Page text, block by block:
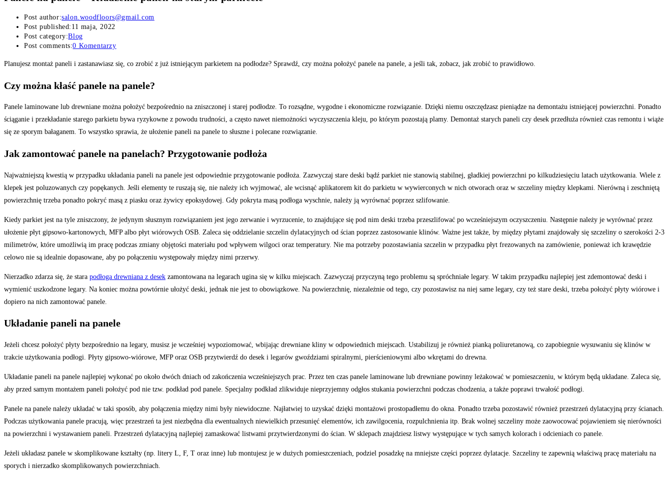
Post author:salon.woodfloors@gmail.com
Post published: 11 maja, 2022
Post category:Blog
Post comments:0 Komentarzy
Planujesz montaż paneli i zastanawiasz się, co zrobić z już istniejącym parkietem na podłodze? Sprawdź, czy można położyć panele na panele, a jeśli tak, zobacz, jak zrobić to prawidłowo.
Czy można kłaść panele na panele?
Panele laminowane lub drewniane można położyć bezpośrednio na zniszczonej i starej podłodze. To rozsądne, wygodne i ekonomiczne rozwiązanie. Dzięki niemu oszczędzasz pieniądze na demontażu istniejącej powierzchni. Ponadto
ściąganie i przekładanie starego parkietu bywa ryzykowne z powodu trudności, a często nawet niemożności wyczyszczenia kleju, po którym pozostają plamy. Demontaż starych paneli czy desek przedłuża również czas remontu i wiąże
się ze sporym bałaganem. To wszystko sprawia, że ułożenie paneli na panele to słuszne i polecane rozwiązanie.
Jak zamontować panele na panelach? Przygotowanie podłoża
Najważniejszą kwestią w przypadku układania paneli na panele jest odpowiednie przygotowanie podłoża. Zazwyczaj stare deski bądź parkiet nie stanowią stabilnej, gładkiej powierzchni po kilkudziesięciu latach użytkowania. Wiele z
klepek jest poluzowanych czy popękanych. Jeśli elementy te ruszają się, nie należy ich wyjmować, ale wcisnąć aplikatorem kit do parkietu w wywierconych w nich otworach oraz w szczeliny między klepkami. Nierówną i zeschniętą
powierzchnię trzeba ponadto pokryć masą z piasku oraz żywicy epoksydowej. Gdy pokryta masą podłoga wyschnie, należy ją wyrównać poprzez szlifowanie.
Kiedy parkiet jest na tyle zniszczony, że jedynym słusznym rozwiązaniem jest jego zerwanie i wyrzucenie, to znajdujące się pod nim deski trzeba przeszlifować po wcześniejszym oczyszczeniu. Następnie należy je wyrównać przez
ułożenie płyt gipsowo-kartonowych, MFP albo płyt wiórowych OSB. Zaleca się oddzielanie szczelin dylatacyjnych od ścian poprzez zastosowanie klinów. Ważne jest także, by między płytami znajdowały się szczeliny o szerokości 2-3
milimetrów, które umożliwią im pracę podczas zmiany objętości materiału pod wpływem wilgoci oraz temperatury. Nie ma potrzeby pozostawiania szczelin w przypadku płyt frezowanych na zamówienie, ponieważ ich krawędzie
celowo nie są idealnie dopasowane, aby po połączeniu występowały między nimi przerwy.
Nierzadko zdarza się, że stara podłoga drewniana z desek zamontowana na legarach ugina się w kilku miejscach. Zazwyczaj przyczyną tego problemu są spróchniałe legary. W takim przypadku najlepiej jest zdemontować deski i
wymienić uszkodzone legary. Na koniec można powtórnie ułożyć deski, jednak nie jest to obowiązkowe. Na powierzchnię, niezależnie od tego, czy pozostawisz na niej same legary, czy też stare deski, trzeba położyć płyty wiórowe i
dopiero na nich zamontować panele.
Układanie paneli na panele
Jeżeli chcesz położyć płyty bezpośrednio na legary, musisz je wcześniej wypoziomować, wbijając drewniane kliny w odpowiednich miejscach. Ustabilizuj je również pianką poliuretanową, co zapobiegnie wysuwaniu się klinów w
trakcie użytkowania podłogi. Płyty gipsowo-wiórowe, MFP oraz OSB przytwierdź do desek i legarów gwoździami spiralnymi, pierścieniowymi albo wkrętami do drewna.
Układanie paneli na panele najlepiej wykonać po około dwóch dniach od zakończenia wcześniejszych prac. Przez ten czas panele laminowane lub drewniane powinny leżakować w pomieszczeniu, w którym będą układane. Zaleca się,
aby przed samym montażem paneli położyć pod nie tzw. podkład pod panele. Specjalny podkład zlikwiduje nieprzyjemny odgłos stukania powierzchni podczas chodzenia, a także poprawi trwałość podłogi.
Panele na panele należy układać w taki sposób, aby połączenia między nimi były niewidoczne. Najłatwiej to uzyskać dzięki montażowi prostopadłemu do okna. Ponadto trzeba pozostawić również przestrzeń dylatacyjną przy ścianach.
Podczas użytkowania panele pracują, więc przestrzeń ta jest niezbędna dla ewentualnych niewielkich przesunięć elementów, ich zawilgocenia, rozpulchnienia itp. Brak wolnej szczeliny może zaowocować pojawieniem się nierówności
na powierzchni i wystawaniem paneli. Przestrzeń dylatacyjną najlepiej zamaskować listwami przytwierdzonymi do ścian. W sklepach znajdziesz listwy występujące w tych samych kolorach i odcieniach co panele.
Jeżeli układasz panele w skomplikowane kształty (np. litery L, F, T oraz inne) lub montujesz je w dużych pomieszczeniach, podziel posadzkę na mniejsze części poprzez dylatacje. Szczeliny te zapewnią właściwą pracę materiału na
sporych i nierzadko skomplikowanych powierzchniach.